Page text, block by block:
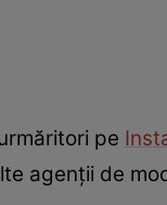
pe
agenţii de